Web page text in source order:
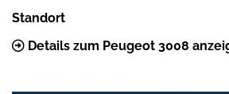
Standort
Details zum Peugeot 3008